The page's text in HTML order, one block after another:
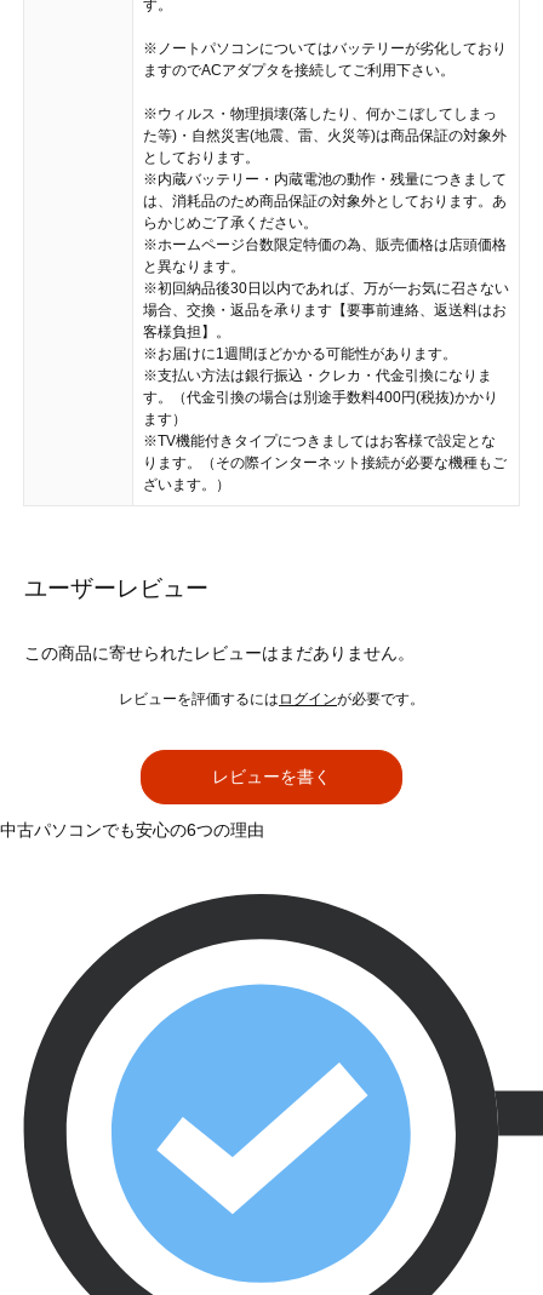
す。
※ノートパソコンについてはバッテリーが劣化しており
ますのでACアダプタを接続してご利用下さい。
※ウィルス・物理損壊(落したり、何かこぼしてしまっ
た等)・自然災害(地震、雷、火災等)は商品保証の対象外
としております。
※内蔵バッテリー・内蔵電池の動作・残量につきまして
は、消耗品のため商品保証の対象外としております。あ
らかじめご了承ください。
※ホームページ台数限定特価の為、販売価格は店頭価格
と異なります。
※初回納品後30日以内であれば、万が一お気に召さない
場合、交換・返品を承ります【要事前連絡、返送料はお
客様負担】。
※お届けに1週間ほどかかる可能性があります。
※支払い方法は銀行振込・クレカ・代金引換になりま
す。（代金引換の場合は別途手数料400円(税抜)かかり
ます）
※TV機能付きタイプにつきましてはお客様で設定とな
ります。（その際インターネット接続が必要な機種もご
ざいます。）
ユーザーレビュー
この商品に寄せられたレビューはまだありません。
レビューを評価するには ログインが必要です。
レビューを書く
中古パソコンでも安心の6つの理由